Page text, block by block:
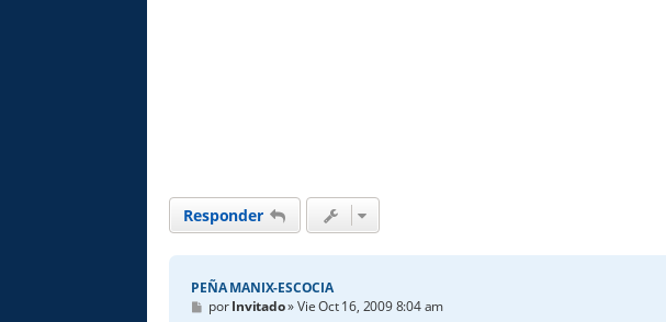
Responder
PEÑA MANIX-ESCOCIA
M
porInvitado»Vie Oct 16, 2009 8:04 am